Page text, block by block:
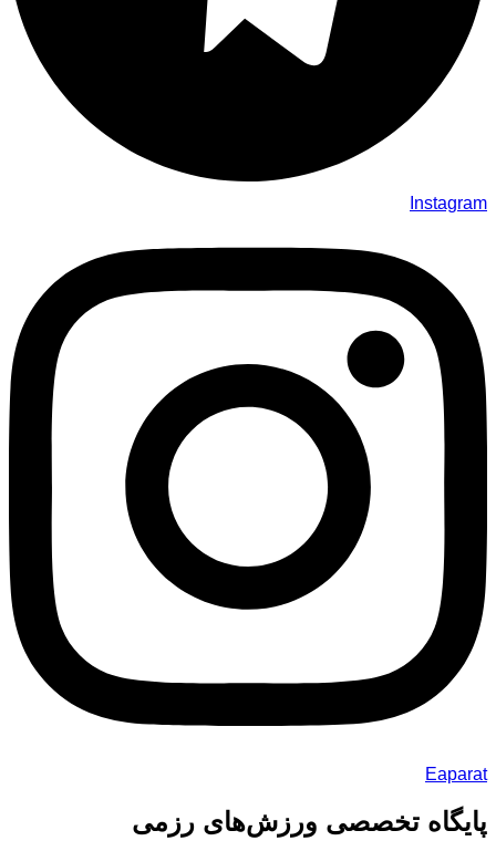
Instagram
Eaparat
پایگاه تخصصی ورزش‌های رزمی